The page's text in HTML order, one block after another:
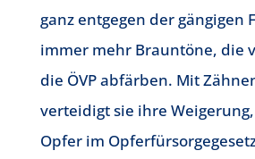
ganz entgegen der gängigen
immer mehr Brauntöne, die
die ÖVP abfärben. Mit
verteidigt sie ihre
Opfer im Opferfürsorgegesetz